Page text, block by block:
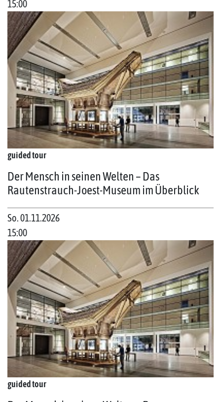
15:00
guided tour
Der Mensch in seinen Welten – Das
Rautenstrauch-Joest-Museum im Überblick
So. 01.11.2026
15:00
guided tour